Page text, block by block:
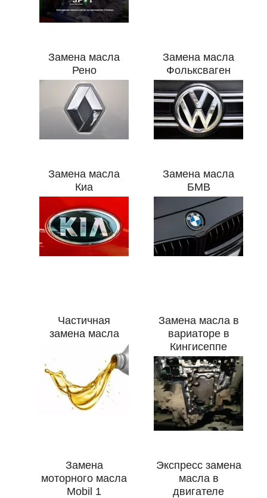
Замена масла
Рено
Замена масла
Фольксваген
Замена масла
Киа
Замена масла
БМВ
Частичная
замена масла
Замена масла в
вариаторе в
Кингисеппе
Замена
моторного масла
Mobil 1
Экспресс замена
масла в
двигателе